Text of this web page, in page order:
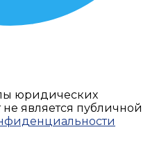
юридических
является публичной